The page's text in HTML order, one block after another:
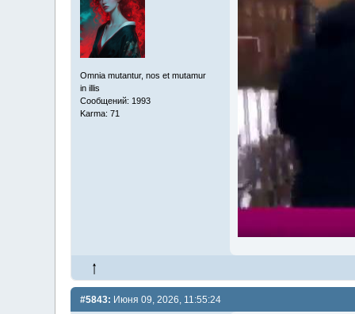
Omnia mutantur, nos et mutamur
in illis
Сообщений: 1993
Karma: 71
#5843: Июня 09, 2026, 11:55:24